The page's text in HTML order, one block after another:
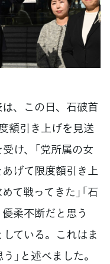
、この日、石破首
額引き上げを見送
け、「党所属の女
げて限度額引き上
て戦ってきた」「石
柔不断だと思う
ている。これはま
」と述べました。